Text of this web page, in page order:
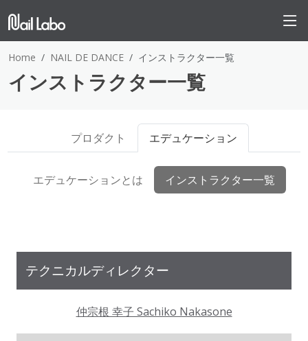
Home NAIL DE DANCE インストラクター一覧
インストラクター一覧
プロダクト エデュケーション
エデュケーションとは インストラクター一覧
テクニカルディレクター
仲宗根 幸子 Sachiko Nakasone